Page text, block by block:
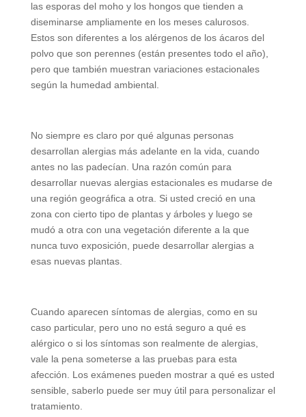
las esporas del moho y los hongos que tienden a
diseminarse ampliamente en los meses calurosos.
Estos son diferentes a los alérgenos de los ácaros del
polvo que son perennes (están presentes todo el año),
pero que también muestran variaciones estacionales
según la humedad ambiental.
No siempre es claro por qué algunas personas
desarrollan alergias más adelante en la vida, cuando
antes no las padecían. Una razón común para
desarrollar nuevas alergias estacionales es mudarse de
una región geográfica a otra. Si usted creció en una
zona con cierto tipo de plantas y árboles y luego se
mudó a otra con una vegetación diferente a la que
nunca tuvo exposición, puede desarrollar alergias a
esas nuevas plantas.
Cuando aparecen síntomas de alergias, como en su
caso particular, pero uno no está seguro a qué es
alérgico o si los síntomas son realmente de alergias,
vale la pena someterse a las pruebas para esta
afección. Los exámenes pueden mostrar a qué es usted
sensible, saberlo puede ser muy útil para personalizar el
tratamiento.